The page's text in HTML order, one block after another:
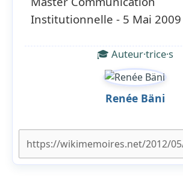
Institutionnelle - 5 Mai 2009
🎓 Auteur·trice·s
Renée Bäni